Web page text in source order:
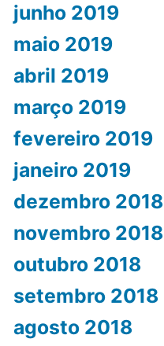
junho 2019
maio 2019
abril 2019
março 2019
fevereiro 2019
janeiro 2019
dezembro 2018
novembro 2018
outubro 2018
setembro 2018
agosto 2018